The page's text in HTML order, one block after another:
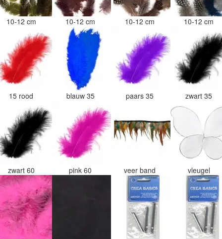
10-12 cm 10-12 cm 10-12 cm 10-12 cm
15 rood blauw 35 paars 35 zwart 35
zwart 60 pink 60 veer band vleugel